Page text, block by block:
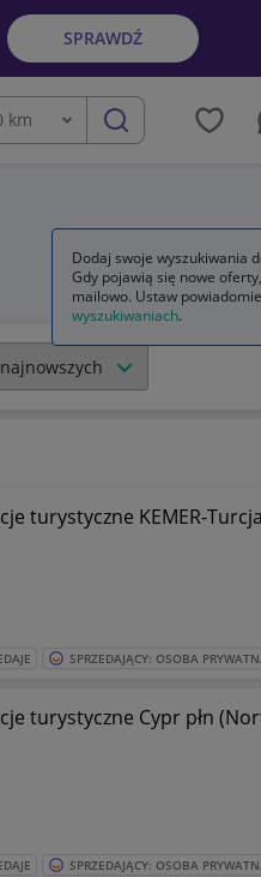
SPRAWDŹ
km szukaj
turystyczne KEMER-
SPRZEDAJĄCY: OSOBA
turystyczne Cypr płn
SPRZEDAJĄCY: OSOBA
Dodaj swoje wyszukiwania
Gdy pojawią się nowe
mailowo. Ustaw
wyszukiwaniach.